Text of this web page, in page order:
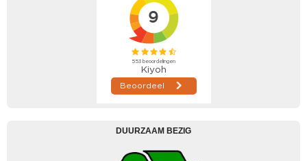
DUURZAAM BEZIG